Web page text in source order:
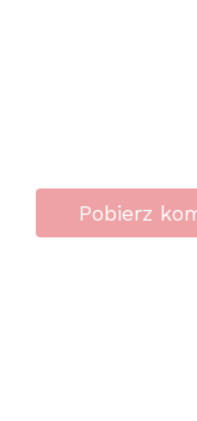
Pobierz